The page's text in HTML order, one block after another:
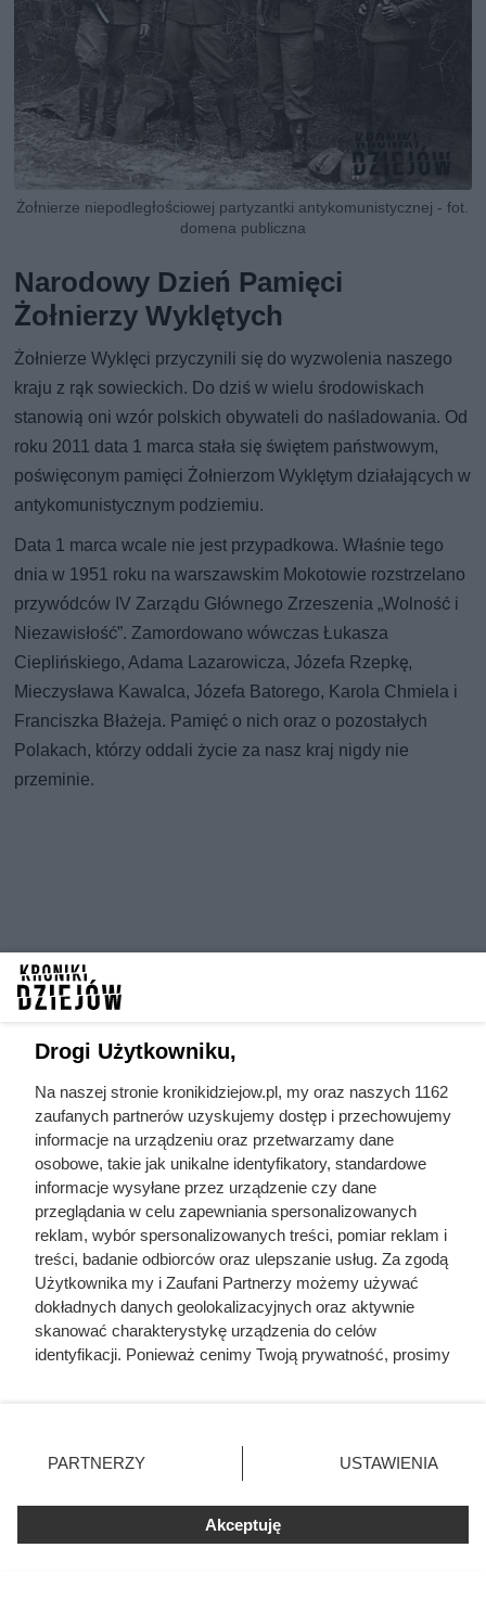
Żołnierze niepodległościowej partyzantki antykomunistycznej - fot.
domena publiczna
Narodowy Dzień Pamięci
Żołnierzy Wyklętych
Żołnierze Wyklęci przyczynili się do wyzwolenia naszego
kraju z rąk sowieckich. Do dziś w wielu środowiskach
stanowią oni wzór polskich obywateli do naśladowania. Od
roku 2011 data 1 marca stała się świętem państwowym,
poświęconym pamięci Żołnierzom Wyklętym działających w
antykomunistycznym podziemiu.
Data 1 marca wcale nie jest przypadkowa. Właśnie tego
dnia w 1951 roku na warszawskim Mokotowie rozstrzelano
przywódców IV Zarządu Głównego Zrzeszenia „Wolność i
Niezawisłość”. Zamordowano wówczas Łukasza
Cieplińskiego, Adama Lazarowicza, Józefa Rzepkę,
Mieczysława Kawalca, Józefa Batorego, Karola Chmiela i
Franciszka Błażeja. Pamięć o nich oraz o pozostałych
Polakach, którzy oddali życie za nasz kraj nigdy nie
przeminie.
Źródła:
Joanna Wieliczka-Szarkowa:
Żołnierze wyklęci.
Niezłomni bohaterowie, Wydawnictwo AA, Kraków
2013
Joanna Wieliczka-Szarkowa:Bohaterskie akcje
Tadeusz M. Płużański:
Obława na Wyklętych,
Wydawnictwo Replika, Warszawa 2017
Poczet Żołnierzy Wyklętych
Drogi Użytkowniku,
Na naszej stronie kronikidziejow.pl, my oraz naszych 1162
zaufanych partnerów uzyskujemy dostęp i przechowujemy
informacje na urządzeniu oraz przetwarzamy dane
osobowe, takie jak unikalne identyfikatory, standardowe
informacje wysyłane przez urządzenie czy dane
przeglądania w celu zapewniania spersonalizowanych
reklam, wybór spersonalizowanych treści, pomiar reklam i
treści, badanie odbiorców oraz ulepszanie usług. Za zgodą
Użytkownika my i Zaufani Partnerzy możemy używać
dokładnych danych geolokalizacyjnych oraz aktywnie
skanować charakterystykę urządzenia do celów
identyfikacji. Ponieważ cenimy Twoją prywatność, prosimy
prywatności znajdujący się w lewym dolnym rogu strony
. Niektóre rodzaje przetwarzania danych nie wymagają
zgody użytkownika, ale masz prawo sprzeciwić się
takiemu przetwarzaniu. Preferencje będą miały
zastosowania tylko na tej witrynie.
PARTNERZY USTAWIENIA
Akceptuję